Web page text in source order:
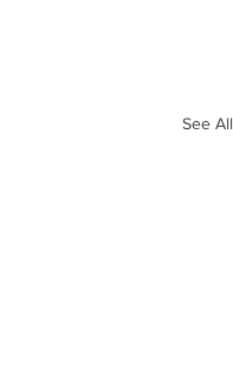
See All